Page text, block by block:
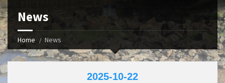
News
Home News
2025-10-22